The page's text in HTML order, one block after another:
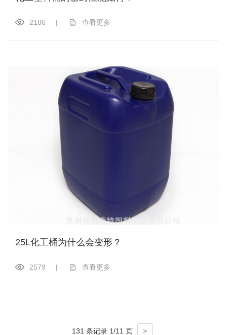
2186 | 查看更多
25L化工桶为什么会变形？
2579 | 查看更多
131 条记录 1/11 页 >